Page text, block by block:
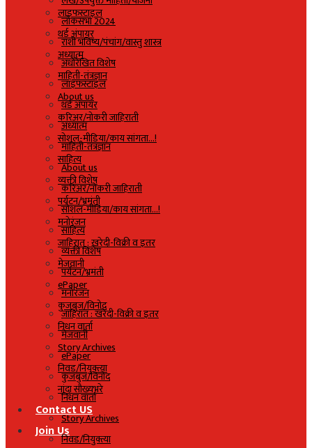
लाइफस्टाइल
थर्ड अंपायर
अध्यात्म
माहिती-तंत्रज्ञान
About us
करिअर/नोकरी जाहिराती
सोशल-मीडिया/काय सांगता…!
साहित्य
व्यक्ती विशेष
पर्यटन/भ्रमंती
मनोरंजन
जाहिरात : खरेदी-विक्री व इतर
मेजवानी
ePaper
कुजबुज/विनोद
निधन वार्ता
Story Archives
निवड/नियुक्त्या
नांदा सौख्यभरे
Contact US
Join Us
लोकसभा 2024
राशी भविष्य/पंचांग/वास्तु शास्त्र
अधोरेखित विशेष
लाइफस्टाइल
थर्ड अंपायर
अध्यात्म
माहिती-तंत्रज्ञान
About us
करिअर/नोकरी जाहिराती
सोशल-मीडिया/काय सांगता…!
साहित्य
व्यक्ती विशेष
पर्यटन/भ्रमंती
मनोरंजन
जाहिरात : खरेदी-विक्री व इतर
मेजवानी
ePaper
कुजबुज/विनोद
निधन वार्ता
Story Archives
निवड/नियुक्त्या